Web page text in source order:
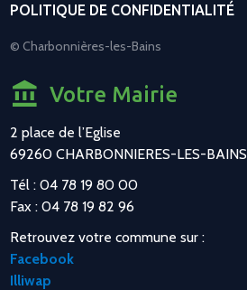
POLITIQUE DE CONFIDENTIALITÉ
© Charbonnières-les-Bains
Votre Mairie
2 place de l’Eglise
69260 CHARBONNIERES-LES-BAINS
Tél : 04 78 19 80 00
Fax : 04 78 19 82 96
Retrouvez votre commune sur :
Facebook
Illiwap